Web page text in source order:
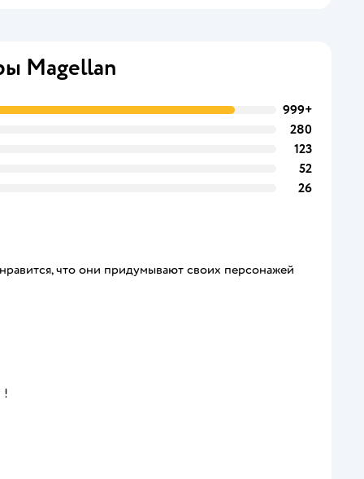
Magellan
999+
280
123
52
26
что они придумывают своих персонажей
!